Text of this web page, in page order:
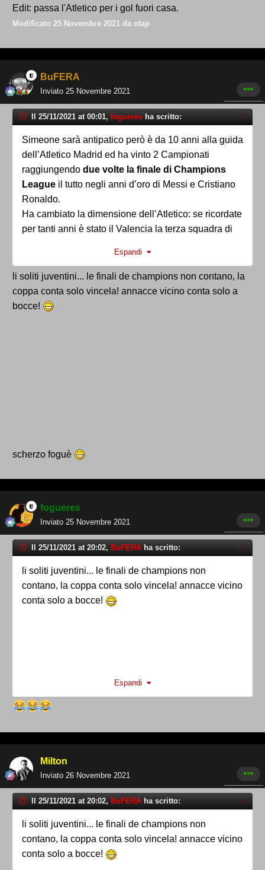
Edit: passa l'Atletico per i gol fuori casa.
Modificato 25 Novembre 2021 da otap
BuFERA
Inviato 25 Novembre 2021
Il 25/11/2021 at 00:01, fogueres ha scritto:
Simeone sarà antipatico però è da 10 anni alla guida
dell’Atletico Madrid ed ha vinto 2 Campionati
raggiungendo due volte la finale di Champions
League il tutto negli anni d’oro di Messi e Cristiano
Ronaldo.
Ha cambiato la dimensione dell’Atletico: se ricordate
per tanti anni è stato il Valencia la terza squadra di
Le sue squadre hanno sempre avuto una grande
“spigolosita’”: difficili da affrontare. Sicuramente non
pratica il calcio spumeggiante di Guardiola però non
Espandi
li soliti juventini... le finali de champions non contano, la
coppa conta solo vincela! annacce vicino conta solo a
bocce!
scherzo foguè
fogueres
Inviato 25 Novembre 2021
Il 25/11/2021 at 20:02, BuFERA ha scritto:
li soliti juventini... le finali de champions non
contano, la coppa conta solo vincela! annacce vicino
conta solo a bocce!
Espandi
Milton
Inviato 26 Novembre 2021
Il 25/11/2021 at 20:02, BuFERA ha scritto:
li soliti juventini... le finali de champions non
contano, la coppa conta solo vincela! annacce vicino
conta solo a bocce!